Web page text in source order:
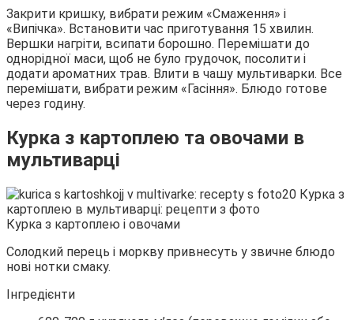
Закрити кришку, вибрати режим «Смаження» і
«Випічка». Встановити час приготування 15 хвилин.
Вершки нагріти, всипати борошно. Перемішати до
однорідної маси, щоб не було грудочок, посолити і
додати ароматних трав. Влити в чашу мультиварки. Все
перемішати, вибрати режим «Гасіння». Блюдо готове
через годину.
Курка з картоплею та овочами в
мультиварці
Курка з картоплею і овочами
Солодкий перець і моркву привнесуть у звичне блюдо
нові нотки смаку.
Інгредієнти